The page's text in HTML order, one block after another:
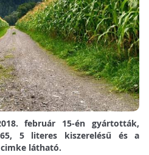
február 15-én gyártották,
5 literes kiszerelésű és a
látható.